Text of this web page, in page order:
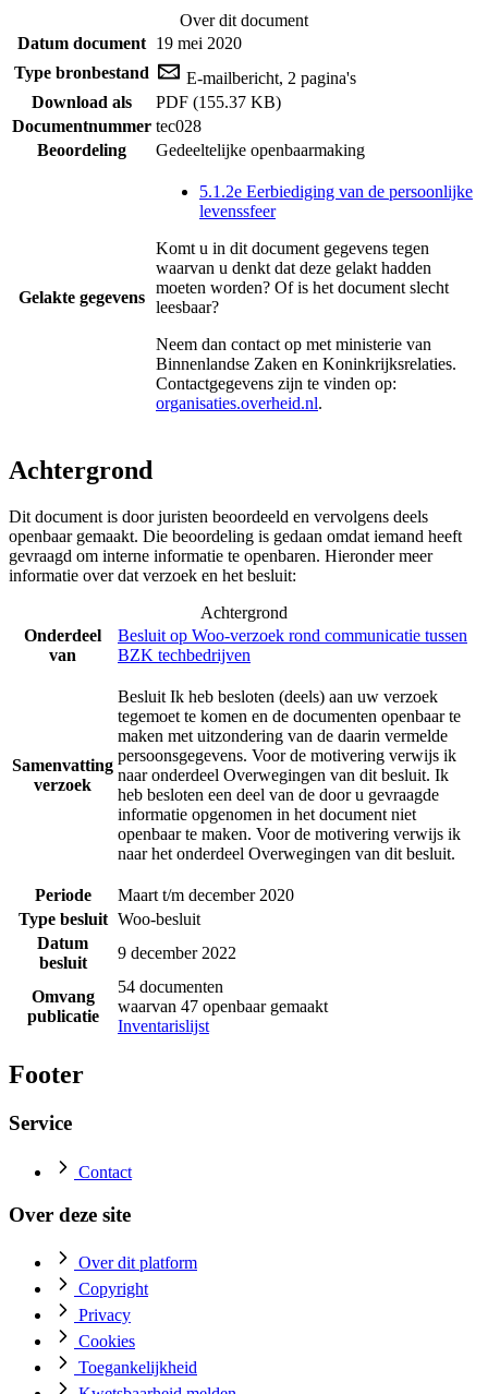
Over dit document
Datum document 19 mei 2020
Type bronbestand
E-mailbericht, 2 pagina's
Download als
PDF (155.37 KB)
Documentnummer tec028
Beoordeling
Gedeeltelijke openbaarmaking
Gelakte gegevens
5.1.2e Eerbiediging van de persoonlijke
levenssfeer
Komt u in dit document gegevens tegen
waarvan u denkt dat deze gelakt hadden
moeten worden? Of is het document slecht
leesbaar?
Neem dan contact op met ministerie van
Binnenlandse Zaken en Koninkrijksrelaties.
Contactgegevens zijn te vinden op:
organisaties.overheid.nl.
Achtergrond
Dit document is door juristen beoordeeld en vervolgens deels
openbaar gemaakt. Die beoordeling is gedaan omdat iemand heeft
gevraagd om interne informatie te openbaren. Hieronder meer
informatie over dat verzoek en het besluit:
Achtergrond
Onderdeel
van
Besluit op Woo-verzoek rond communicatie tussen
BZK techbedrijven
Samenvatting
verzoek
Besluit Ik heb besloten (deels) aan uw verzoek
tegemoet te komen en de documenten openbaar te
maken met uitzondering van de daarin vermelde
persoonsgegevens. Voor de motivering verwijs ik
naar onderdeel Overwegingen van dit besluit. Ik
heb besloten een deel van de door u gevraagde
informatie opgenomen in het document niet
openbaar te maken. Voor de motivering verwijs ik
naar het onderdeel Overwegingen van dit besluit.
Periode
Maart t/m december 2020
Type besluit Woo-besluit
Datum
besluit
9 december 2022
Omvang
publicatie
54 documenten
waarvan 47 openbaar gemaakt
Inventarislijst
Footer
Service
Contact
Over deze site
Over dit platform
Copyright
Privacy
Cookies
Toegankelijkheid